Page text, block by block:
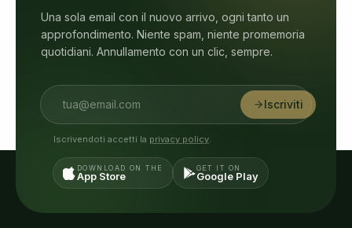
Una sola email con il nuovo arrivo, ogni tanto un
approfondimento. Niente spam, niente promemoria
quotidiani. Annullamento con un clic, sempre.
Iscriviti
Iscrivendoti accetti la privacy policy
DOWNLOAD ON THE
App Store
GET IT ON
Google Play